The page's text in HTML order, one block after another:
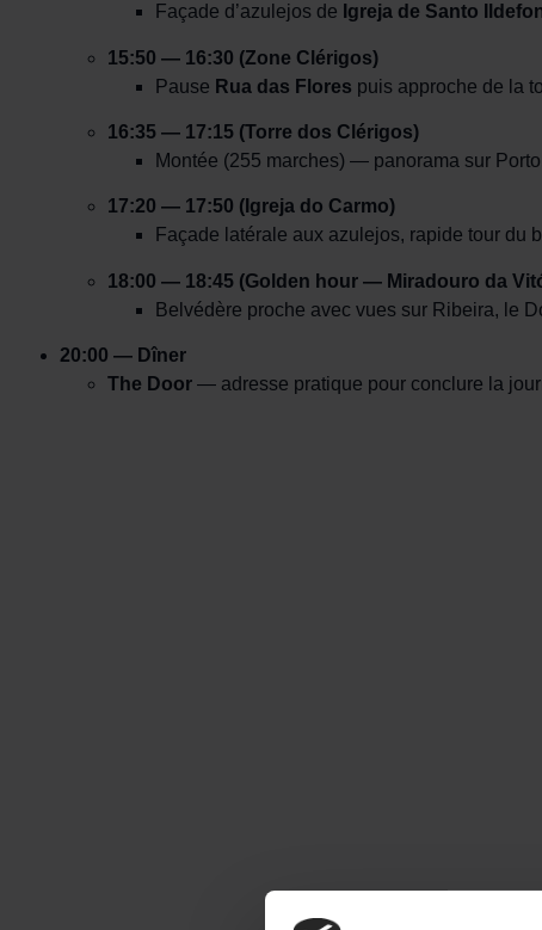
Façade d’azulejos de Igreja de Santo
15:50 — 16:30 (Zone Clérigos)
Pause Rua das Flores puis approche de la
16:35 — 17:15 (Torre dos Clérigos)
Montée (255 marches) — panorama sur
17:20 — 17:50 (Igreja do Carmo)
Façade latérale aux azulejos, rapide tour du
18:00 — 18:45 (Golden hour — Miradouro da
Belvédère proche avec vues sur Ribeira, le
20:00 — Dîner
The Door — adresse pratique pour conclure la